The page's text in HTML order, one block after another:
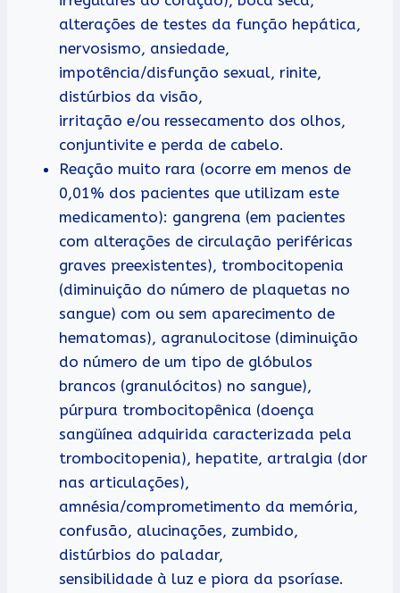
alterações de testes da função hepática,
nervosismo, ansiedade,
impotência/disfunção sexual, rinite,
distúrbios da visão,
irritação e/ou ressecamento dos olhos,
conjuntivite e perda de cabelo.
Reação muito rara (ocorre em menos de
0,01% dos pacientes que utilizam este
medicamento): gangrena (em pacientes
com alterações de circulação periféricas
graves preexistentes), trombocitopenia
(diminuição do número de plaquetas no
sangue) com ou sem aparecimento de
hematomas), agranulocitose (diminuição
do número de um tipo de glóbulos
brancos (granulócitos) no sangue),
púrpura trombocitopênica (doença
sangüínea adquirida caracterizada pela
trombocitopenia), hepatite, artralgia (dor
nas articulações),
amnésia/comprometimento da memória,
confusão, alucinações, zumbido,
distúrbios do paladar,
sensibilidade à luz e piora da psoríase.